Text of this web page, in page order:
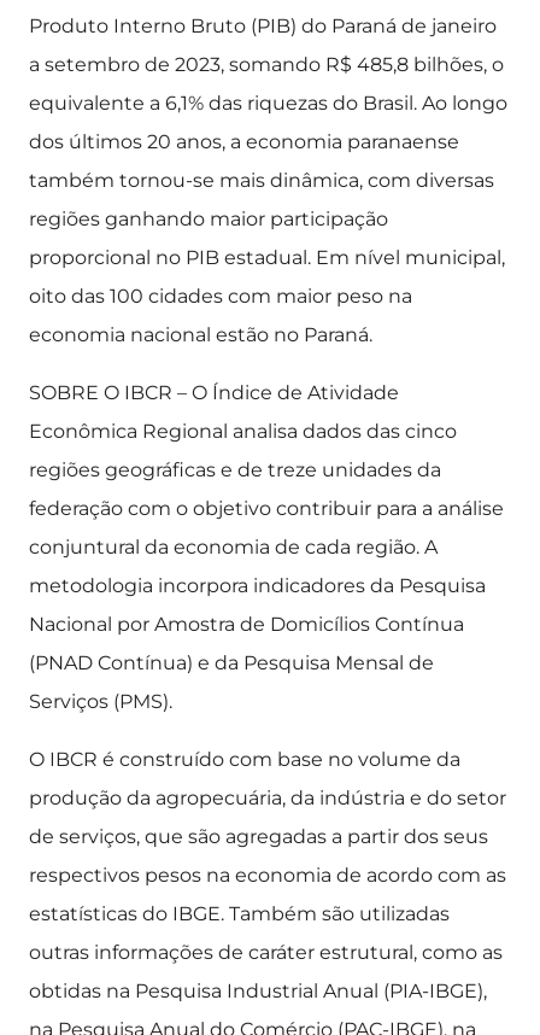
Produto Interno Bruto (PIB) do Paraná de janeiro
a setembro de 2023, somando R$ 485,8 bilhões, o
equivalente a 6,1% das riquezas do Brasil. Ao longo
dos últimos 20 anos, a economia paranaense
também tornou-se mais dinâmica, com diversas
regiões ganhando maior participação
proporcional no PIB estadual. Em nível municipal,
oito das 100 cidades com maior peso na
economia nacional estão no Paraná.
SOBRE O IBCR – O Índice de Atividade
Econômica Regional analisa dados das cinco
regiões geográficas e de treze unidades da
federação com o objetivo contribuir para a análise
conjuntural da economia de cada região. A
metodologia incorpora indicadores da Pesquisa
Nacional por Amostra de Domicílios Contínua
(PNAD Contínua) e da Pesquisa Mensal de
Serviços (PMS).
O IBCR é construído com base no volume da
produção da agropecuária, da indústria e do setor
de serviços, que são agregadas a partir dos seus
respectivos pesos na economia de acordo com as
estatísticas do IBGE. Também são utilizadas
outras informações de caráter estrutural, como as
obtidas na Pesquisa Industrial Anual (PIA-IBGE),
na Pesquisa Anual do Comércio (PAC-IBGE), na